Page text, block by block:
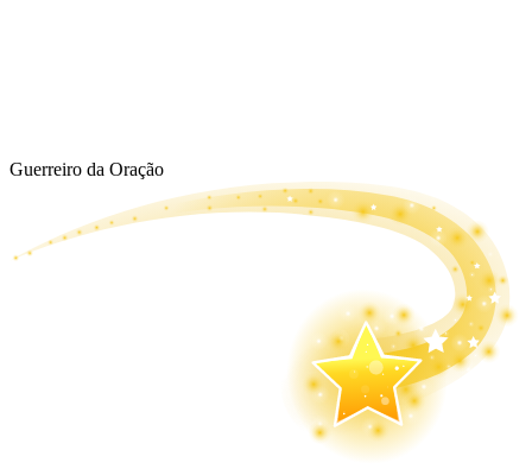
Guerreiro da Oração